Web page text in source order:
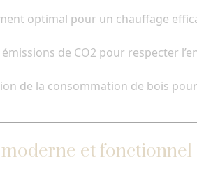
optimal pour un chauffage
émissions de CO2 pour respecter
de la consommation de bois
et fonctionnel